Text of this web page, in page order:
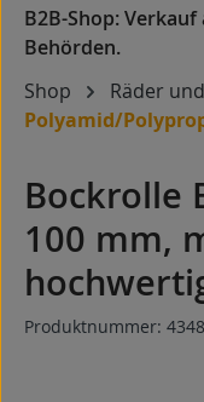
Shop
Räder
Polyamid/
Bockrolle
100 mm,
Produktnummer: